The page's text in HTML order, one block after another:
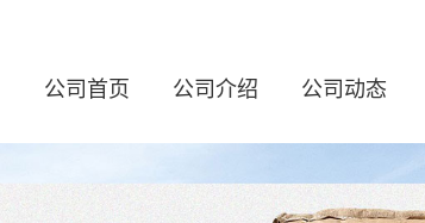
公司首页 公司介绍 公司动态